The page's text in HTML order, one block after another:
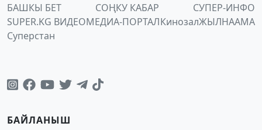
БАШКЫ БЕТ СОҢКУ КАБАР
СУПЕР-ИНФО
SUPER.KG ВИДЕОМЕДИА-ПОРТАЛКинозалЖЫЛНААМА
Суперстан
БАЙЛАНЫШ